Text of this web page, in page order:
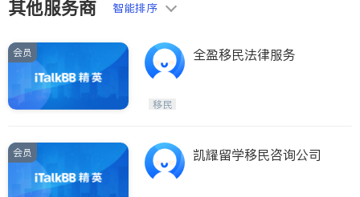
建筑装修North York
Brampton
Kitchener
Newmarket
Stouffville
Maple
Waterloo
Guelph
其他服务商 智能排序
会员 全盈移民法律服务
移民
会员 凯耀留学移民咨询公司